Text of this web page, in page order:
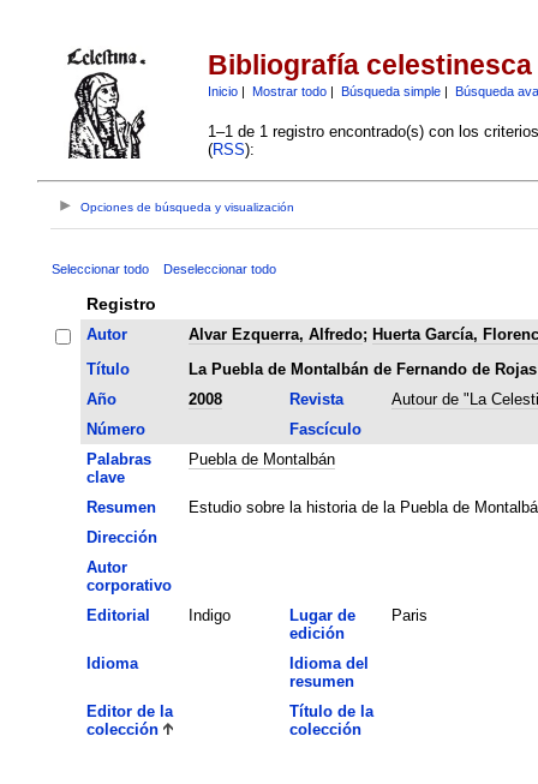
Bibliografía celestinesca
Inicio| Mostrar todo| Búsqueda simple| Búsqueda
1–1 de 1 registro encontrado(s) con los
(RSS):
Opciones de búsqueda y visualización
Seleccionar todo Deseleccionar todo
Registro
Autor Alvar Ezquerra, Alfredo; Huerta García,
Título
La Puebla de Montalbán de Fernando de Rojas
Año
2008 Revista
Autour de "La
Número
Fascículo
Palabras
clave
Puebla de Montalbán
Resumen
Estudio sobre la historia de la Puebla de
Dirección
Autor
corporativo
Editorial
Indigo
Lugar de
edición
Paris
Idioma
Idioma del
resumen
Editor de la
colección
Título de la
colección